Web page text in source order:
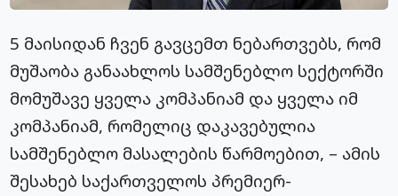
5 მაისიდან ჩვენ გავცემთ ნებართვებს, რომ
მუშაობა განაახლოს სამშენებლო სექტორში
მომუშავე ყველა კომპანიამ და ყველა იმ
კომპანიამ, რომელიც დაკავებულია
სამშენებლო მასალების წარმოებით, – ამის
შესახებ საქართველოს პრემიერ-